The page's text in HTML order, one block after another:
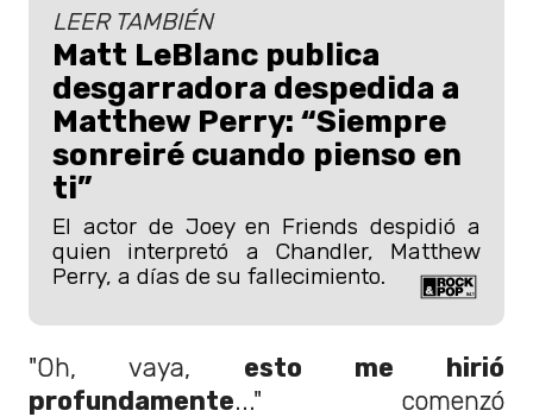
LEER TAMBIÉN
Matt LeBlanc publica
desgarradora despedida a
Matthew Perry: “Siempre
sonreiré cuando pienso en
ti”
El actor de Joey en Friends despidió a
quien interpretó a Chandler, Matthew
Perry, a días de su fallecimiento.
"Oh, vaya, esto me hirió
profundamente..." comenzó